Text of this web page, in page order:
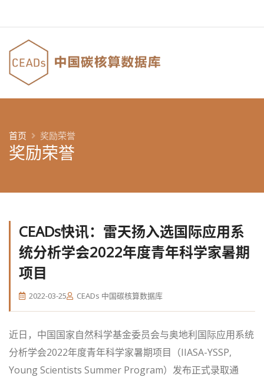
奖励荣誉
首页 奖励荣誉
CEADs快讯：雷天扬入选国际应用系
统分析学会2022年度青年科学家暑期
项目
2022-03-25 CEADs 中国碳核算数据库
近日，中国国家自然科学基金委员会与奥地利国际应用系统
分析学会2022年度青年科学家暑期项目（IIASA-YSSP,
Young Scientists Summer Program）发布正式录取通